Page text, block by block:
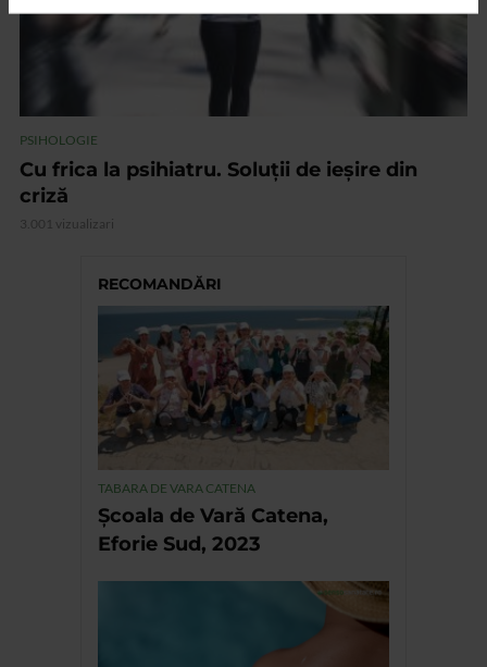
PSIHOLOGIE
Cu frica la psihiatru. Soluții de ieșire din
criză
3.001 vizualizari
RECOMANDĂRI
TABARA DE VARA CATENA
Școala de Vară Catena,
Eforie Sud, 2023